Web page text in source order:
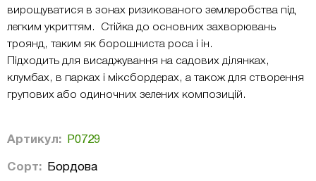
вирощуватися в зонах ризикованого землеробства під
легким укриттям. Стійка до основних захворювань
троянд, таким як борошниста роса і ін.
Підходить для висаджування на садових ділянках,
клумбах, в парках і міксбордерах, а також для створення
групових або одиночних зелених композицій.
Артикул: Р0729
Сорт: Бордова